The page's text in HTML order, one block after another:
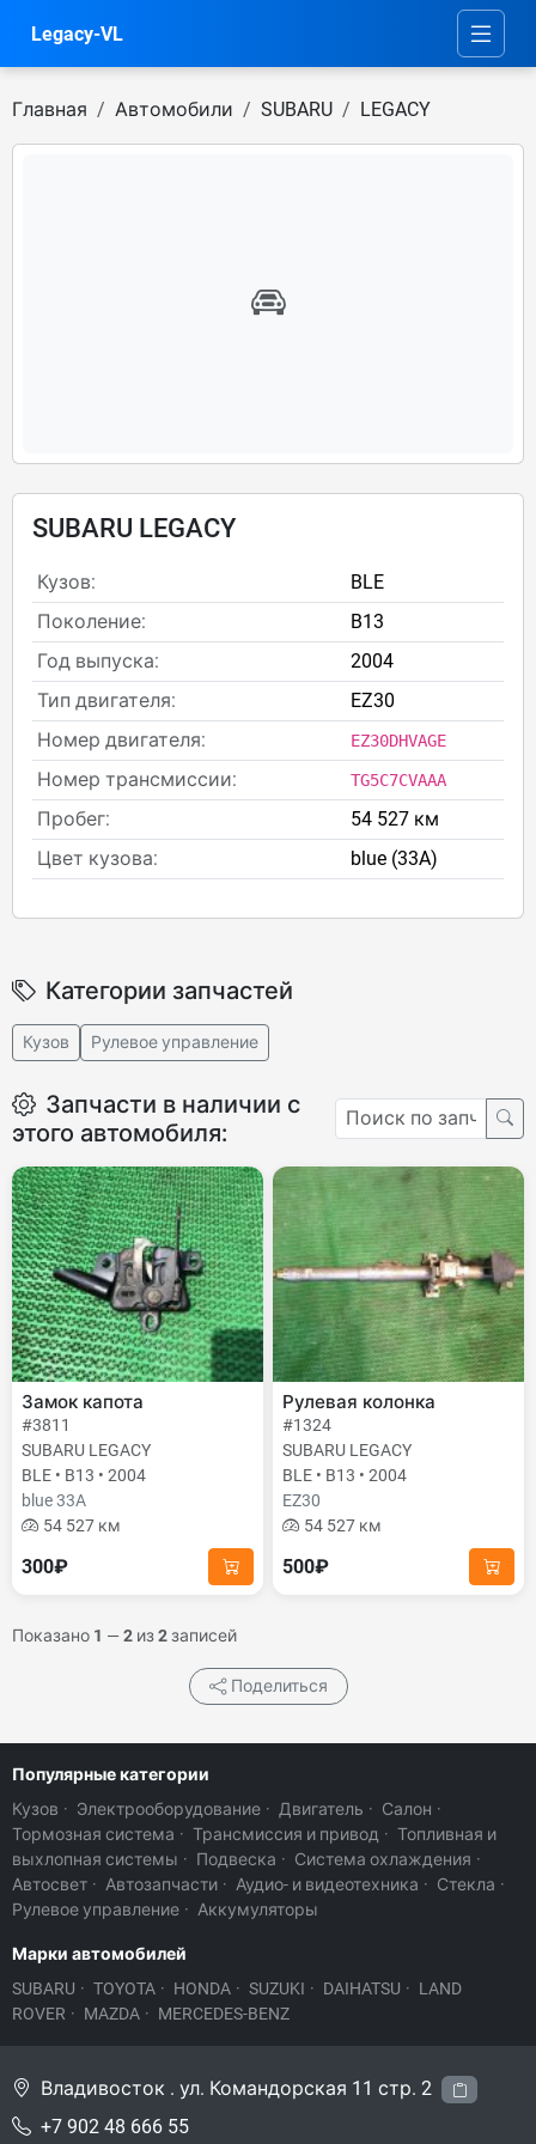
Legacy-VL
Главная Автомобили SUBARU LEGACY
SUBARU LEGACY
Кузов:
BLE
Поколение:
B13
Год выпуска:
2004
Тип двигателя:
EZ30
Номер двигателя:
EZ30DHVAGE
Номер трансмиссии: TG5C7CVAAA
Пробег:
54 527 км
Цвет кузова:
blue (33A)
Категории запчастей
Кузов Рулевое управление
Запчасти в наличии с
этого автомобиля:
Замок капота
#3811
SUBARU LEGACY
BLE • B13 • 2004
blue 33A
54 527 км
300₽
Рулевая колонка
#1324
SUBARU LEGACY
BLE • B13 • 2004
EZ30
54 527 км
500₽
Показано 1 — 2 из2записей
Поделиться
Популярные категории
Кузов · Электрооборудование · Двигатель · Салон ·
Тормозная система · Трансмиссия и привод · Топливная и
выхлопная системы · Подвеска · Система охлаждения ·
Автосвет · Автозапчасти · Аудио- и видеотехника · Стекла ·
Рулевое управление · Аккумуляторы
Марки автомобилей
SUBARU · TOYOTA · HONDA · SUZUKI · DAIHATSU · LAND
ROVER · MAZDA · MERCEDES-BENZ
Владивосток . ул. Командорская 11 стр. 2
+7 902 48 666 55